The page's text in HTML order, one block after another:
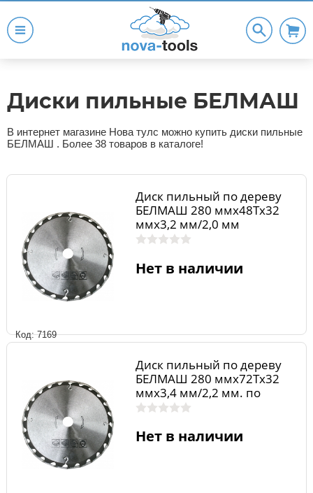
Диски пильные БЕЛМАШ
В интернет магазине Нова тулс можно купить диски пильные
БЕЛМАШ . Более 38 товаров в каталоге!
Код: 7169
Диск пильный по дереву
БЕЛМАШ 280 ммх48Тх32
ммх3,2 мм/2,0 мм
Нет в наличии
Диск пильный по дереву
БЕЛМАШ 280 ммх72Тх32
ммх3,4 мм/2,2 мм. по
ламинату
Нет в наличии